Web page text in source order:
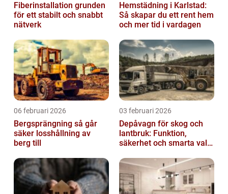
Fiberinstallation grunden
för ett stabilt och snabbt
nätverk
Hemstädning i Karlstad:
Så skapar du ett rent hem
och mer tid i vardagen
06 februari 2026
Bergsprängning så går
säker losshållning av
berg till
03 februari 2026
Depåvagn för skog och
lantbruk: Funktion,
säkerhet och smarta val